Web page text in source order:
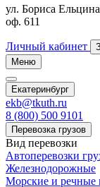
ул. Бориса
оф. 611
Личный кабинет
Меню
Екатеринбург
ekb@tkuth.ru
8 (800) 500 9101
Перевозка грузов
Вид перевозки
Автоперевозки
Железнодорожные
Морские и речные